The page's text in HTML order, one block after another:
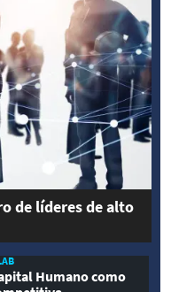
de líderes de alto
Humano como